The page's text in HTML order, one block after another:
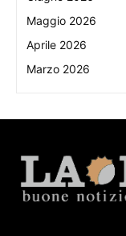
Maggio 2026
Aprile 2026
Marzo 2026